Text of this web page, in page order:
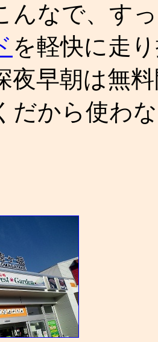
んなで、す
を軽快に走
夜早朝は無
だから使わ